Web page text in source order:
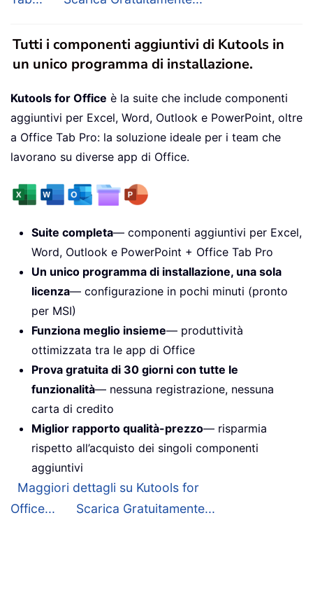
Tutti i componenti aggiuntivi di Kutools in
un unico programma di installazione.
Kutools for Office è la suite che include componenti
aggiuntivi per Excel, Word, Outlook e PowerPoint, oltre
a Office Tab Pro: la soluzione ideale per i team che
lavorano su diverse app di Office.
Suite completa— componenti aggiuntivi per Excel,
Word, Outlook e PowerPoint + Office Tab Pro
Un unico programma di installazione, una sola
licenza— configurazione in pochi minuti (pronto
per MSI)
Funziona meglio insieme— produttività
ottimizzata tra le app di Office
Prova gratuita di 30 giorni con tutte le
funzionalità— nessuna registrazione, nessuna
carta di credito
Miglior rapporto qualità-prezzo— risparmia
rispetto all’acquisto dei singoli componenti
aggiuntivi
Maggiori dettagli su Kutools for
Office...
Scarica Gratuitamente...